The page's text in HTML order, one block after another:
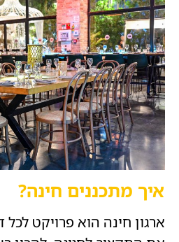
איך מתכננים חינה?
ארגון חינה הוא פרויקט לכל